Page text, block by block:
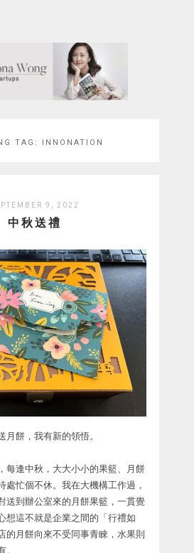
TAG: INNONATION
9, 2022
中秋送禮
月餅，我有新的領悟。
每逢中秋，大大小小的果籃、月餅
處忙個不休。我在大機構工作過，
送到辦公室來的月餅果籃，一貫覺
想這不就是企業之間的「行禮如
的月餅向來不受同事青睞，水果則